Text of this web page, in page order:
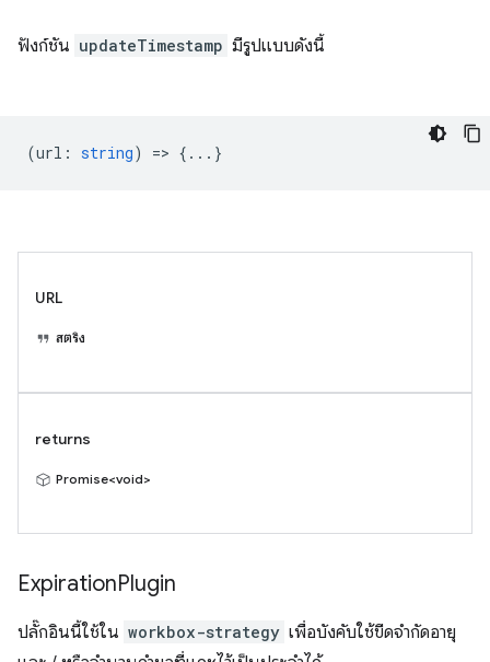
ฟังก์ชัน updateTimestamp มีรูปแบบดังนี้
(url : string) => {...}
URL
สตริง
returns
Promise<void>
ExpirationPlugin
ปลั๊กอินนี้ใช้ใน workbox-strategy เพื่อบังคับใช้ขีดจํากัดอายุ